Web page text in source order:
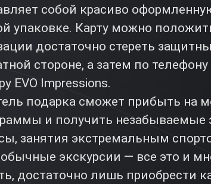
собой красиво
упаковке. Карту можно
достаточно стереть
стороне, а затем по
EVO Impressions.
подарка сможет прибыть на
и получить незабываемые
занятия экстремальным
экскурсии — все это и
достаточно лишь приобрести